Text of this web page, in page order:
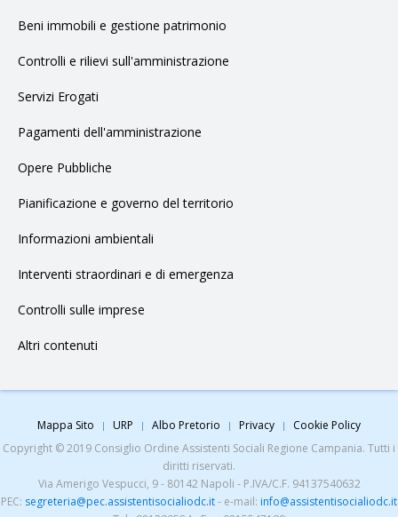
Beni immobili e gestione patrimonio
Controlli e rilievi sull'amministrazione
Servizi Erogati
Pagamenti dell'amministrazione
Opere Pubbliche
Pianificazione e governo del territorio
Informazioni ambientali
Interventi straordinari e di emergenza
Controlli sulle imprese
Altri contenuti
Mappa Sito URP Albo Pretorio Privacy
Cookie Policy
Copyright © 2019 Consiglio Ordine Assistenti Sociali Regione Campania. Tutti i
diritti riservati.
Via Amerigo Vespucci, 9 - 80142 Napoli - P.IVA/C.F. 94137540632
PEC: segreteria@pec.assistentisocialiodc.it- e-mail: info@assistentisocialiodc.it